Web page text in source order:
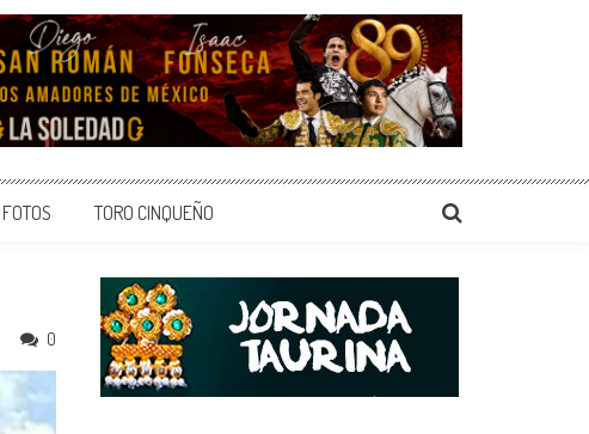
TORO CINQUEÑO
0